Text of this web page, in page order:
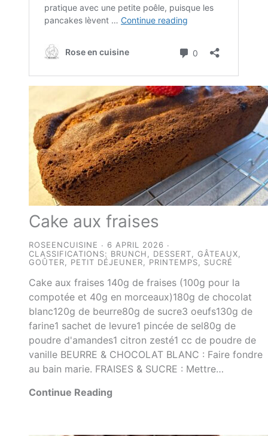
Cake aux fraises
ROSEENCUISINE
6 APRIL 2026
CLASSIFICATIONS: BRUNCH DESSERT ,GÂTEAUX
GOÛTER
PETIT DÉJEUNER PRINTEMPS SUCRÉ
Cake aux fraises 140g de fraises (100g pour la
compotée et 40g en morceaux)180g de chocolat
blanc120g de beurre80g de sucre3 oeufs130g de
farine1 sachet de levure1 pincée de sel80g de
poudre d'amandes1 citron zesté1 cc de poudre de
vanille BEURRE & CHOCOLAT BLANC : Faire fondre
au bain marie. FRAISES & SUCRE : Mettre…
Continue Reading